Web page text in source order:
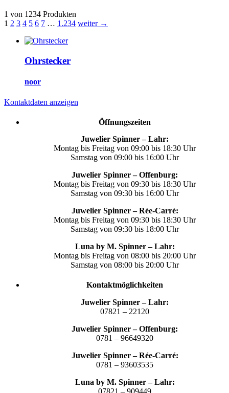
1 von 1234 Produkten
1 2 3 4 5 6 7 … 1.234 weiter →
Ohrstecker
noor
Kontaktdaten anzeigen
Öffnungszeiten
Juwelier Spinner – Lahr:
Montag bis Freitag von 09:00 bis 18:30 Uhr
Samstag von 09:00 bis 16:00 Uhr
Juwelier Spinner – Offenburg:
Montag bis Freitag von 09:30 bis 18:30 Uhr
Samstag von 09:30 bis 16:00 Uhr
Juwelier Spinner – Rée-Carré:
Montag bis Freitag von 09:30 bis 18:30 Uhr
Samstag von 09:30 bis 18:00 Uhr
Luna by M. Spinner – Lahr:
Montag bis Freitag von 08:00 bis 20:00 Uhr
Samstag von 08:00 bis 20:00 Uhr
Kontaktmöglichkeiten
Juwelier Spinner – Lahr:
07821 – 22120
Juwelier Spinner – Offenburg:
0781 – 96649320
Juwelier Spinner – Rée-Carré:
0781 – 93603535
Luna by M. Spinner – Lahr:
07821 – 909449